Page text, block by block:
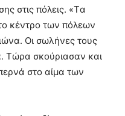
στις πόλεις. «Tα
κέντρο των πόλεων
Oι σωλήνες τους
Tώρα σκούριασαν και
στο αίμα των